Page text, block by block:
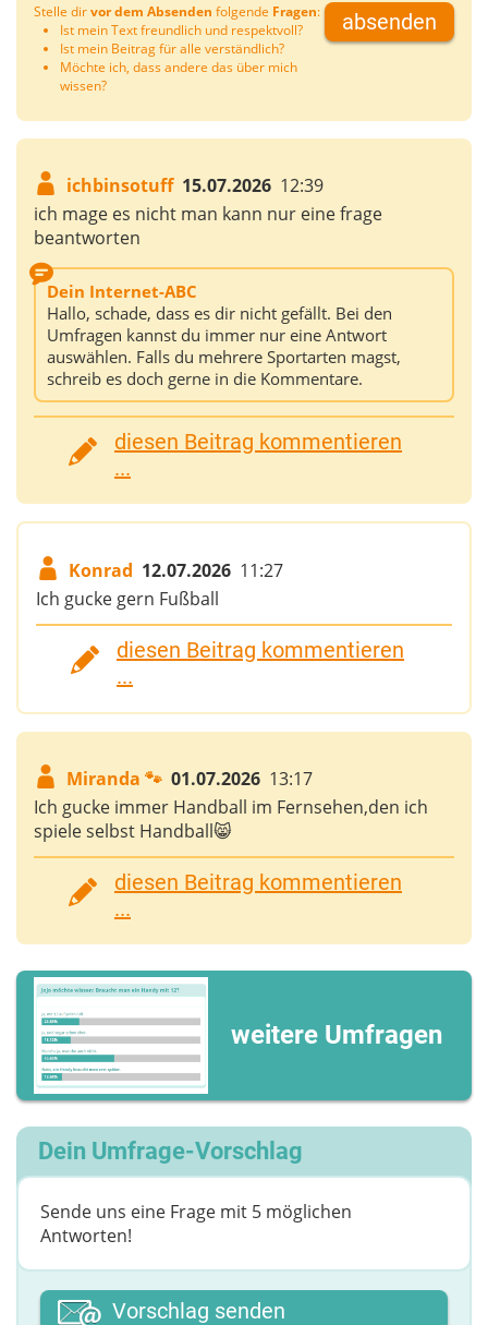
Stelle dirvor dem Absenden folgende Fragen:
Ist mein Text freundlich und respektvoll?
Ist mein Beitrag für alle verständlich?
Möchte ich, dass andere das über mich
wissen?
absenden
ichbinsotuff 15.07.2026 12:39
ich mage es nicht man kann nur eine frage
beantworten
Dein Internet-ABC
Hallo, schade, dass es dir nicht gefällt. Bei den
Umfragen kannst du immer nur eine Antwort
auswählen. Falls du mehrere Sportarten magst,
schreib es doch gerne in die Kommentare.
diesen Beitrag kommentieren
...
Konrad 12.07.2026 11:27
Ich gucke gern Fußball
diesen Beitrag kommentieren
...
Miranda 🐾 01.07.2026 13:17
Ich gucke immer Handball im Fernsehen,den ich
spiele selbst Handball😸
diesen Beitrag kommentieren
...
weitere Umfragen
Dein Umfrage-Vorschlag
Sende uns eine Frage mit 5 möglichen
Antworten!
Dein Vor- oder Spitzname
Vorschlag senden